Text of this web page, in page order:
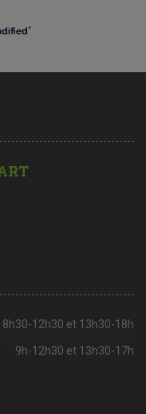
8h30-12h30 et 13h30-18h
9h-12h30 et 13h30-17h